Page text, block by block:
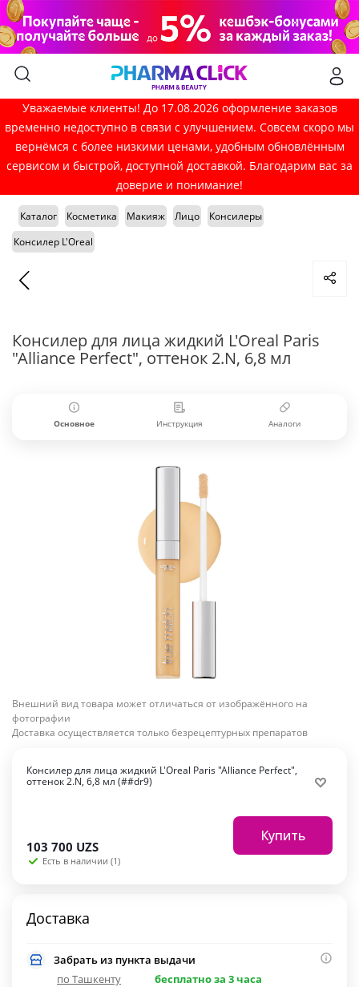
Уважаемые клиенты! До 17.08.2026 оформление заказов
временно недоступно в связи с улучшением. Совсем скоро мы
вернёмся с более низкими ценами, удобным обновлённым
сервисом и быстрой, доступной доставкой. Благодарим вас за
доверие и понимание!
Каталог Косметика Макияж Лицо
Консилеры
Консилер L'Oreal
Консилер для лица жидкий L'Oreal Paris
"Alliance Perfect", оттенок 2.N, 6,8 мл
Основное Инструкция Аналоги
Внешний вид товара может отличаться от изображённого на
фотографии
Доставка осуществляется только безрецептурных препаратов
Консилер для лица жидкий L'Oreal Paris "Alliance Perfect",
оттенок 2.N, 6,8 мл (##dr9)
103 700 UZS
Есть в наличии (1)
Купить
Доставка
Забрать из пункта выдачи
по Ташкенту
бесплатно за 3 часа